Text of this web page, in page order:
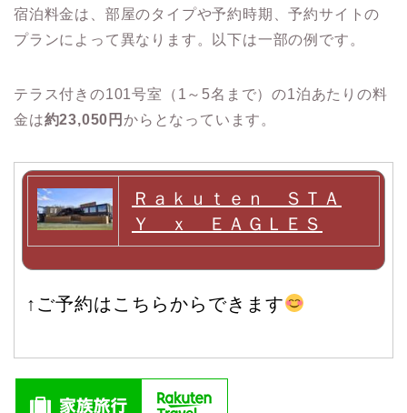
宿泊料金は、部屋のタイプや予約時期、予約サイトの
プランによって異なります。​以下は一部の例です。
テラス付きの101号室（1～5名まで）の1泊あたりの料
金は約23,050円からとなっています。
Ｒａｋｕｔｅｎ ＳＴＡ
Ｙ ｘ ＥＡＧＬＥＳ
↑ご予約はこちらからできます